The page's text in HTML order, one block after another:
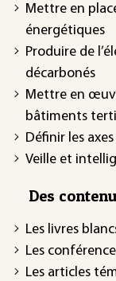
Mettre en
énergétiques
Produire de
décarbonés
Mettre en
bâtiments
Définir les
Veille et
Des
Les livres
Les
Les articles